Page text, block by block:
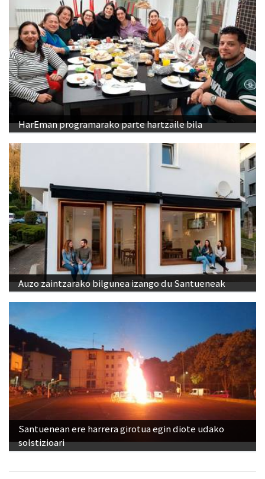
HarEman programarako parte hartzaile bila
Auzo zaintzarako bilgunea izango du Santueneak
Santuenean ere harrera girotua egin diote udako
solstizioari